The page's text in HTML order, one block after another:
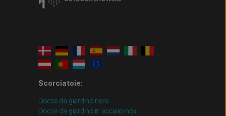
Scorciatoie:
Docce da giardino nere
Docce da giardino in acciaio inox